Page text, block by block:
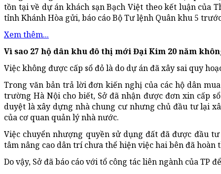
tồn tại về dự án khách sạn Bạch Việt theo kết luận của
tỉnh Khánh Hòa gửi, báo cáo Bộ Tư lệnh Quân khu 5
Xem thêm...
Vì sao 27 hộ dân khu đô thị mới Đại Kim 20 năm
Việc không được cấp sổ đỏ là do dự án đã xây sai quy
Trong văn bản trả lời đơn kiến nghị của các hộ dân
trường Hà Nội cho biết, Sở đã nhận được đơn xin cấp
duyệt là xây dựng nhà chung cư nhưng chủ đầu tư lại
của cơ quan quản lý nhà nước.
Việc chuyển nhượng quyền sử dụng đất đã được đầu
tâm nâng cao dân trí chưa thể hiện việc hai bên đã
Do vậy, Sở đã báo cáo với tổ công tác liên ngành của TP